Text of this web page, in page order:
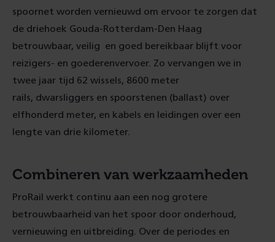
spoornet worden vernieuwd om ervoor te zorgen dat
de driehoek Gouda-Rotterdam-Den Haag
betrouwbaar, veilig en goed bereikbaar blijft voor
reizigers- en goederenvervoer. Zo vervangen we in
twee jaar tijd 62 wissels, 8600 meter
rails, dwarsliggers en spoorstenen (ballast) over
elfhonderd meter, en kabels en leidingen over een
lengte van drie kilometer.
Combineren van werkzaamheden
ProRail werkt continu aan een nog grotere
betrouwbaarheid van het spoor door onderhoud,
vernieuwing en uitbreiding. Over de periodes en